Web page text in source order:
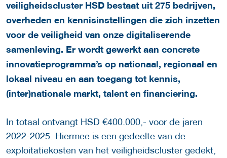
veiligheidscluster HSD bestaat uit 275 bedrijven,
overheden en kennisinstellingen die zich inzetten
voor de veiligheid van onze digitaliserende
samenleving. Er wordt gewerkt aan concrete
innovatieprogramma’s op nationaal, regionaal en
lokaal niveau en aan toegang tot kennis,
(inter)nationale markt, talent en financiering.
In totaal ontvangt HSD €400.000,- voor de jaren
2022-2025. Hiermee is een gedeelte van de
exploitatiekosten van het veiligheidscluster gedekt,